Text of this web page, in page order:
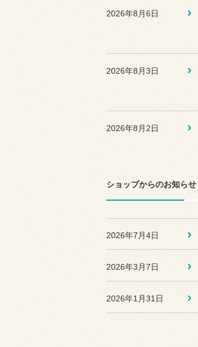
2026年8月6日
2026年8月3日
2026年8月2日
2026年8月1日
2026年7月31日
ショップからのお知らせ
2026年7月4日
2026年3月7日
2026年1月31日